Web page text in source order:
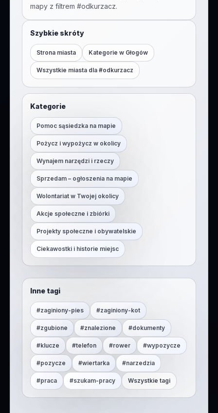
mapy z filtrem #odkurzacz.
Szybkie skróty
Strona miasta Kategorie w Głogów
Wszystkie miasta dla #odkurzacz
Kategorie
Pomoc sąsiedzka na mapie
Pożycz i wypożycz w okolicy
Wynajem narzędzi i rzeczy
Sprzedam – ogłoszenia na mapie
Wolontariat w Twojej okolicy
Akcje społeczne i zbiórki
Projekty społeczne i obywatelskie
Ciekawostki i historie miejsc
Inne tagi
#zaginiony-pies #zaginiony-kot
#zgubione #znalezione #dokumenty
#klucze #telefon #rower #wypozycze
#pozycze #wiertarka #narzedzia
#praca #szukam-pracy Wszystkie tagi